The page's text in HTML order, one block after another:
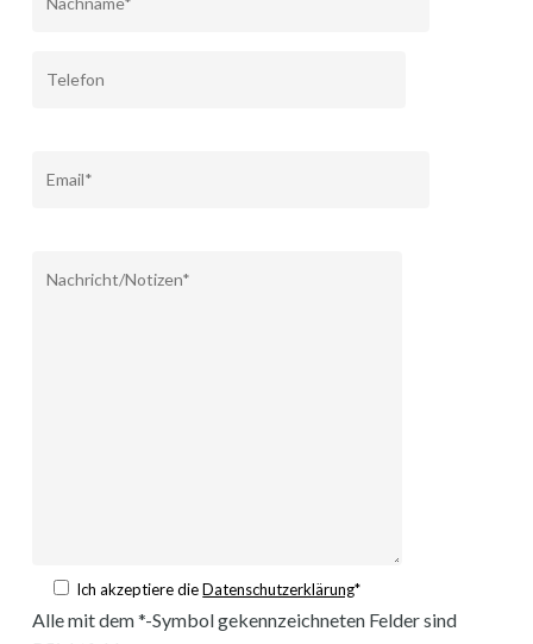
Ich akzeptiere dieDatenschutzerklärung*
Alle mit dem *-Symbol gekennzeichneten Felder sind